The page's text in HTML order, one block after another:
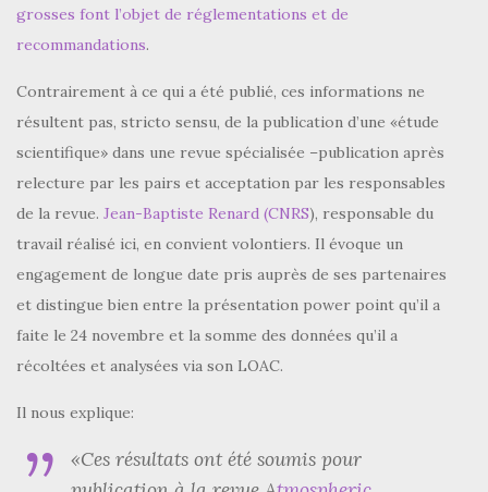
grosses font l’objet de réglementations et de
recommandations.
Contrairement à ce qui a été publié, ces informations ne
résultent pas, stricto sensu, de la publication d’une «étude
scientifique» dans une revue spécialisée –publication après
relecture par les pairs et acceptation par les responsables
de la revue. Jean-Baptiste Renard (CNRS), responsable du
travail réalisé ici, en convient volontiers. Il évoque un
engagement de longue date pris auprès de ses partenaires
et distingue bien entre la présentation power point qu’il a
faite le 24 novembre et la somme des données qu’il a
récoltées et analysées via son LOAC.
Il nous explique:
«Ces résultats ont été soumis pour